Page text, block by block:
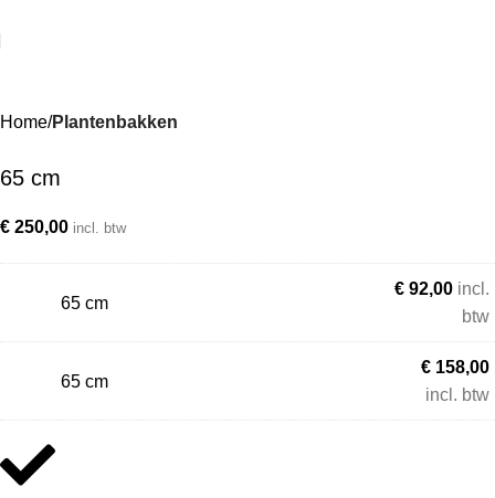
Home Plantenbakken
65 cm
€ 250,00 incl. btw
65 cm
€ 92,00 incl.
btw
65 cm
€ 158,00
incl. btw